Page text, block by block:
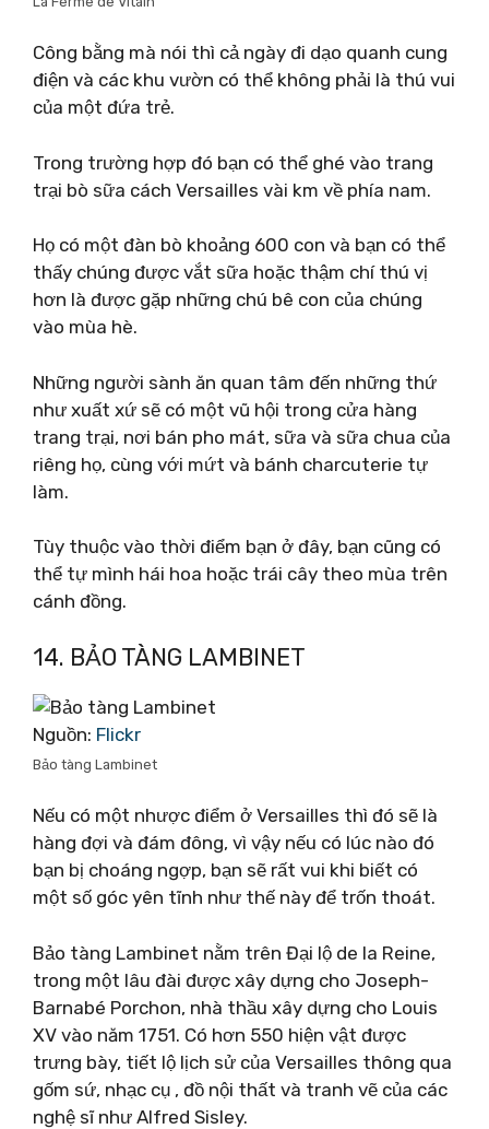
Công bằng mà nói thì cả ngày đi dạo quanh cung
điện và các khu vườn có thể không phải là thú vui
của một đứa trẻ.
Trong trường hợp đó bạn có thể ghé vào trang
trại bò sữa cách Versailles vài km về phía nam.
Họ có một đàn bò khoảng 600 con và bạn có thể
thấy chúng được vắt sữa hoặc thậm chí thú vị
hơn là được gặp những chú bê con của chúng
vào mùa hè.
Những người sành ăn quan tâm đến những thứ
như xuất xứ sẽ có một vũ hội trong cửa hàng
trang trại, nơi bán pho mát, sữa và sữa chua của
riêng họ, cùng với mứt và bánh charcuterie tự
làm.
Tùy thuộc vào thời điểm bạn ở đây, bạn cũng có
thể tự mình hái hoa hoặc trái cây theo mùa trên
cánh đồng.
14. BẢO TÀNG LAMBINET
Nguồn: Flickr
Bảo tàng Lambinet
Nếu có một nhược điểm ở Versailles thì đó sẽ là
hàng đợi và đám đông, vì vậy nếu có lúc nào đó
bạn bị choáng ngợp, bạn sẽ rất vui khi biết có
một số góc yên tĩnh như thế này để trốn thoát.
Bảo tàng Lambinet nằm trên Đại lộ de la Reine,
trong một lâu đài được xây dựng cho Joseph-
Barnabé Porchon, nhà thầu xây dựng cho Louis
XV vào năm 1751. Có hơn 550 hiện vật được
trưng bày, tiết lộ lịch sử của Versailles thông qua
gốm sứ, nhạc cụ , đồ nội thất và tranh vẽ của các
nghệ sĩ như Alfred Sisley.